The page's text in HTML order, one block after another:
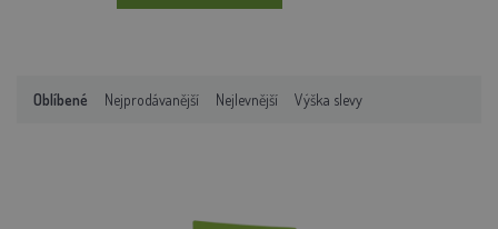
Oblíbené Nejprodávanější Nejlevnější Výška slevy